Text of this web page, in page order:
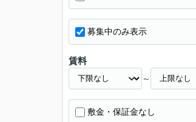
募集中のみ表示
賃料
～
敷金・保証金なし